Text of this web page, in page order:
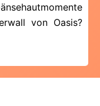
von Oasis?